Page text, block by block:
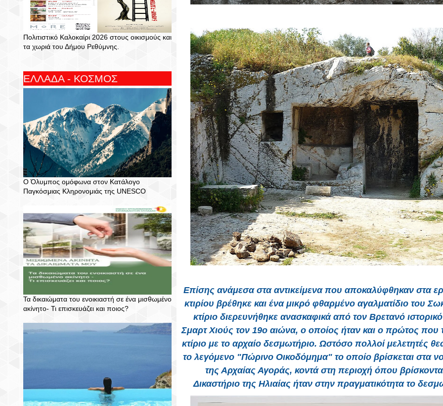
Πολιτιστικό Καλοκαίρι 2026 στους οικισμούς και
τα χωριά του Δήμου Ρεθύμνης.
ΕΛΛΑΔΑ - ΚΟΣΜΟΣ
Ο Όλυμπος ομόφωνα στον Κατάλογο
Παγκόσμιας Κληρονομιάς της UNESCO
Τα δικαιώματα του ενοικιαστή σε ένα μισθωμένο
ακίνητο- Τι επισκευάζει και ποιος?
Επίσης ανάμεσα στα αντικείμενα που αποκαλύφθηκαν στα
κτιρίου βρέθηκε και ένα μικρό φθαρμένο αγαλματίδιο του
κτίριο διερευνήθηκε ανασκαφικά από τον Βρετανό
Σμαρτ Χιούς τον 19ο αιώνα, ο οποίος ήταν και ο πρώτος που
κτίριο με το αρχαίο δεσμωτήριο. Ωστόσο πολλοί μελετητές
το λεγόμενο "Πώρινο Οικοδόμημα" το οποίο βρίσκεται στα
της Αρχαίας Αγοράς, κοντά στη περιοχή όπου
Δικαστήριο της Ηλιαίας ήταν στην πραγματικότητα το